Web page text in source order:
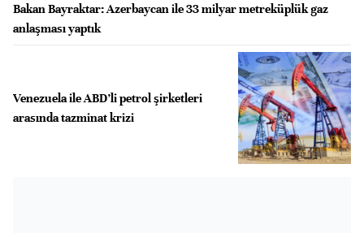
Bakan Bayraktar: Azerbaycan ile 33 milyar metreküplük gaz
anlaşması yaptık
Venezuela ile ABD’li petrol şirketleri
arasında tazminat krizi